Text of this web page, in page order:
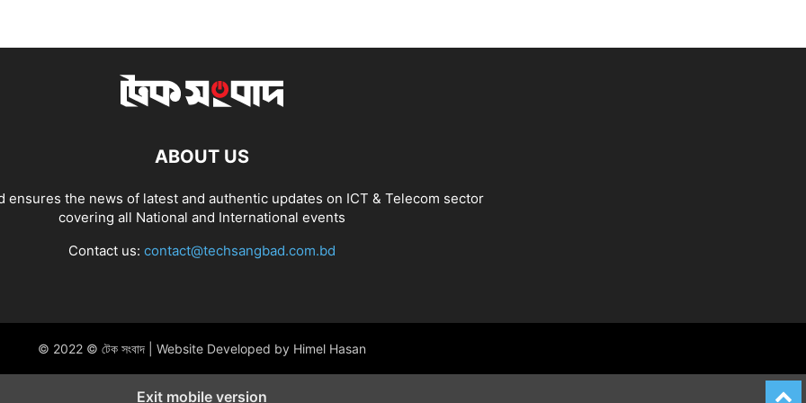
ABOUT US
ensures the news of latest and authentic updates on ICT & Telecom sector
covering all National and International events
Contact us: contact@techsangbad.com.bd
© 2022 © টেক সংবাদ | Website Developed by Himel Hasan
Exit mobile version